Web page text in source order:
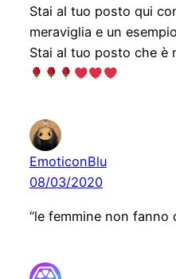
Stai al tuo posto qui
meraviglia e un
Stai al tuo posto che è
EmoticonBlu
08/03/2020
“le femmine non fanno